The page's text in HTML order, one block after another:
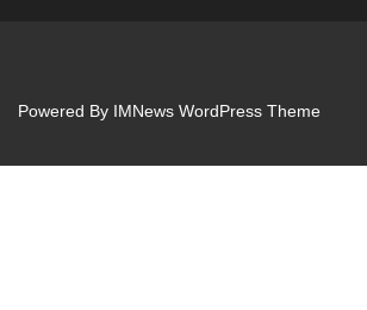
Powered By IMNews WordPress Theme